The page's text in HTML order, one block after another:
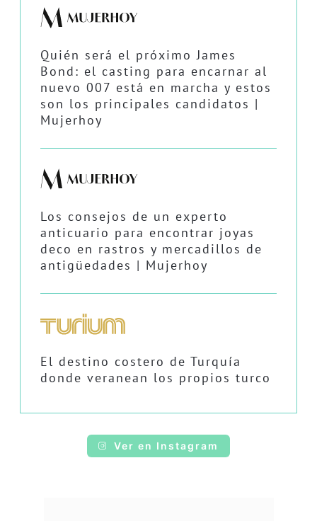
Quién será el próximo James
Bond: el casting para encarnar al
nuevo 007 está en marcha y estos
son los principales candidatos |
Mujerhoy
Los consejos de un experto
anticuario para encontrar joyas
deco en rastros y mercadillos de
antigüedades | Mujerhoy
El destino costero de Turquía
donde veranean los propios turco
Ver en Instagram